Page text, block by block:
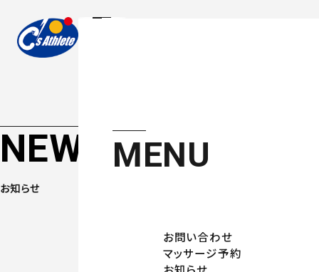
MENU
お問い合わせ
マッサージ予約
お知らせ
NEWS
お知らせ